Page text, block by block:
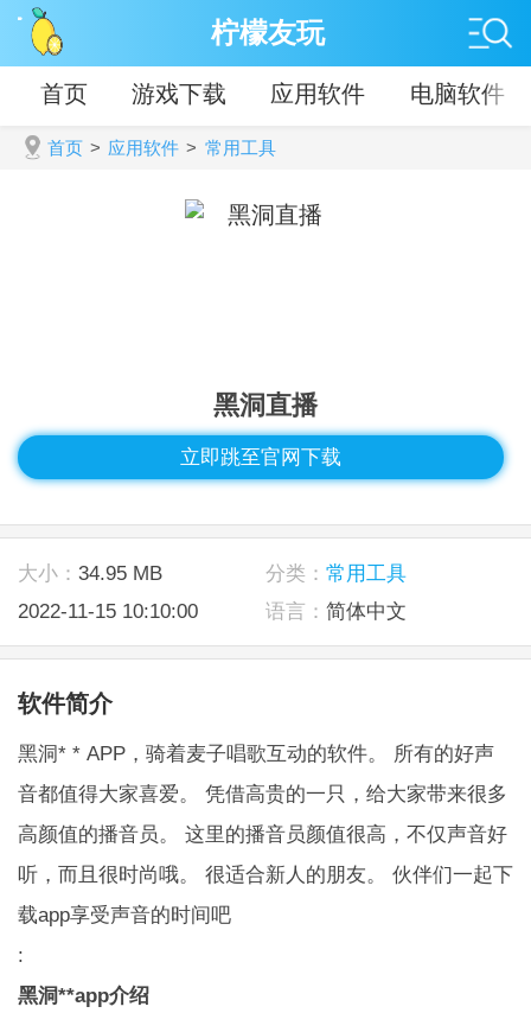
柠檬友玩
首页 游戏下载 应用软件 电脑软件
首页 > 应用软件 > 常用工具
黑洞直播
立即跳至官网下载
大小： 34.95 MB 分类： 常用工具
2022-11-15 10:10:00
语言： 简体中文
软件简介
黑洞* * APP，骑着麦子唱歌互动的软件。 所有的好声
音都值得大家喜爱。 凭借高贵的一只，给大家带来很多
高颜值的播音员。 这里的播音员颜值很高，不仅声音好
听，而且很时尚哦。 很适合新人的朋友。 伙伴们一起下
载app享受声音的时间吧
:
黑洞**app介绍